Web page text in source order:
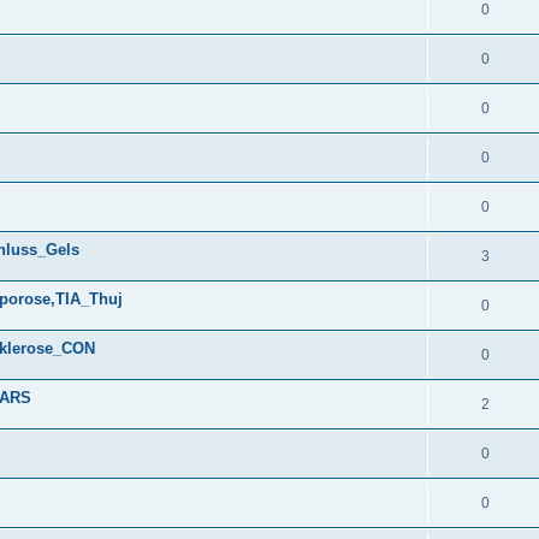
0
0
0
0
0
3
0
0
2
0
0